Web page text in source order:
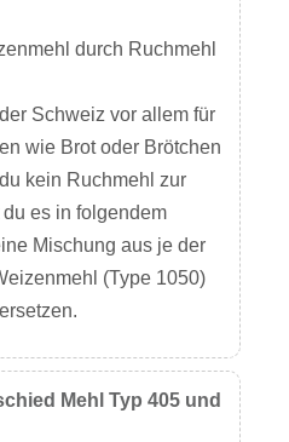
durch Ruchmehl
Schweiz vor allem für
wie Brot oder Brötchen
kein Ruchmehl zur
es in folgendem
Mischung aus je der
(Type 1050)
Mehl Typ 405 und